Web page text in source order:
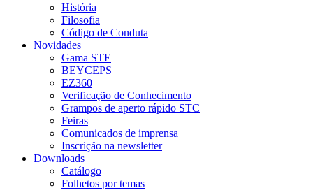
História
Filosofia
Código de Conduta
Novidades
Gama STE
BEYCEPS
EZ360
Verificação de Conhecimento
Grampos de aperto rápido STC
Feiras
Comunicados de imprensa
Inscrição na newsletter
Downloads
Catálogo
Folhetos por temas